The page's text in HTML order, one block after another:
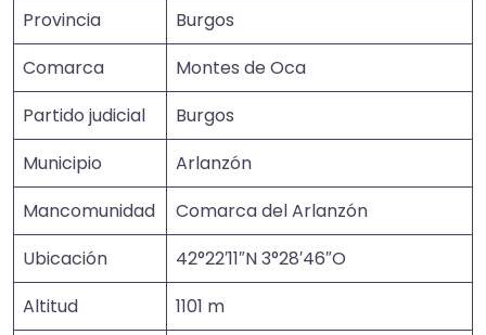
Provincia
Burgos
Comarca
Montes de Oca
Partido judicial
Burgos
Municipio
Arlanzón
Mancomunidad
Comarca del Arlanzón
Ubicación
42°22′11″N 3°28′46″O
Altitud
1101 m